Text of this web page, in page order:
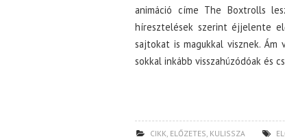
animáció címe The Boxtrolls
híresztelések szerint éjjelente
sajtokat is magukkal visznek.
sokkal inkább visszahúzódóak és
CIKK, ELŐZETES, KULISSZA